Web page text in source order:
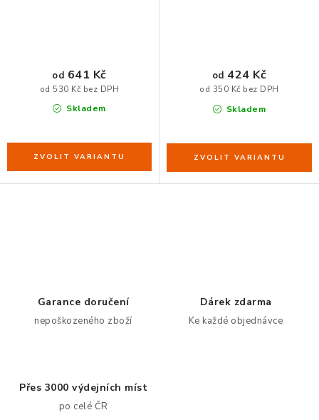
Skladem
od 530 Kč bez DPH
od 641 Kč
Skladem
od 350 Kč bez DPH
od 424 Kč
Garance doručení
nepoškozeného zboží
Dárek zdarma
Ke každé objednávce
Přes 3000 výdejních míst
po celé ČR